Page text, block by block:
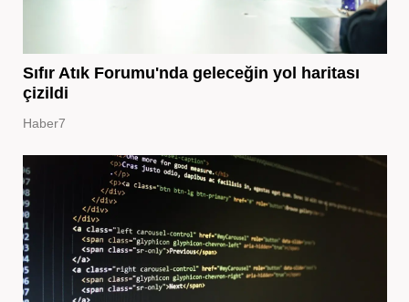
Sıfır Atık Forumu'nda geleceğin yol haritası
çizildi
Haber7